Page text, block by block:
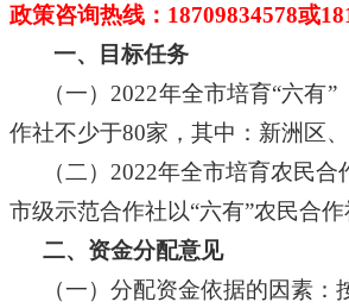
政策咨询热线： 18709834578或
一、目标任务
（一） 2022年全市培育“六有
作社不少于80家，其中：新洲区
（二） 2022年全市培育农民
市级示范合作社以“六有”农民合
二、资金分配意见
（一）分配资金依据的因素：